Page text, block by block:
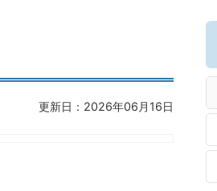
更新日：2026年06月16日